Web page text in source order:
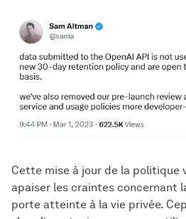
Cette mise à jour de la politique
apaiser les craintes concernant
porte atteinte à la vie privée.